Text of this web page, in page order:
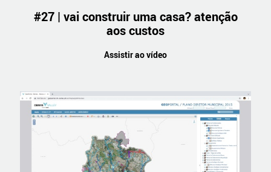
#27 | vai construir uma casa? atenção
aos custos
Assistir ao vídeo